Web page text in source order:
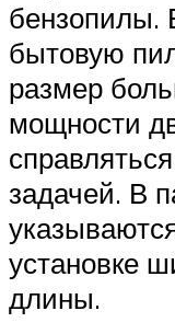
бензопилы.
бытовую
размер
мощности
задачей. В
установке
длины.